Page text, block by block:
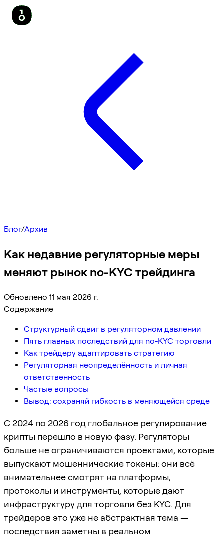
Блог/Архив
Как недавние регуляторные меры
меняют рынок no-KYC трейдинга
Обновлено 11 мая 2026 г.
Содержание
Структурный сдвиг в регуляторном давлении
Пять главных последствий для no-KYC торговли
Как трейдеру адаптировать стратегию
Регуляторная неопределённость и личная
ответственность
Частые вопросы
Вывод: сохраняй гибкость в меняющейся среде
С 2024 по 2026 год глобальное регулирование
крипты перешло в новую фазу. Регуляторы
больше не ограничиваются проектами, которые
выпускают мошеннические токены: они всё
внимательнее смотрят на платформы,
протоколы и инструменты, которые дают
инфраструктуру для торговли без KYC. Для
трейдеров это уже не абстрактная тема —
последствия заметны в реальном